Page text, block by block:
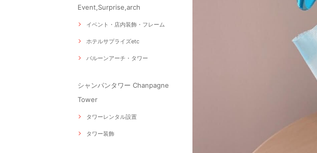
Event,Surprise,arch
イベント・店内装飾・フレーム
ホテルサプライズetc
バルーンアーチ・タワー
シャンパンタワー Chanpagne
Tower
タワーレンタル設置
タワー装飾